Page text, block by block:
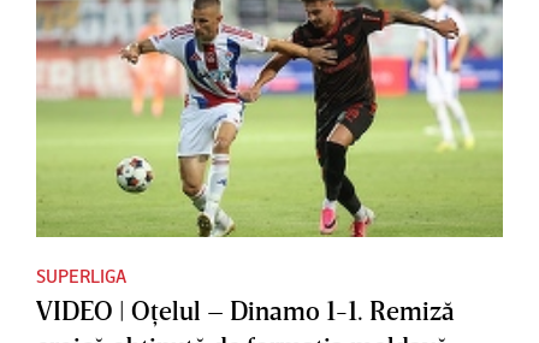
SUPERLIGA
VIDEO | Oţelul – Dinamo 1-1. Remiză